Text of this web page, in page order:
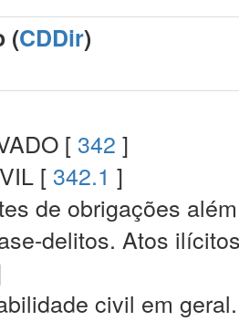
(CDDir)
[ 342 ]
[ 342.1 ]
de obrigações
delitos. Atos
civil em